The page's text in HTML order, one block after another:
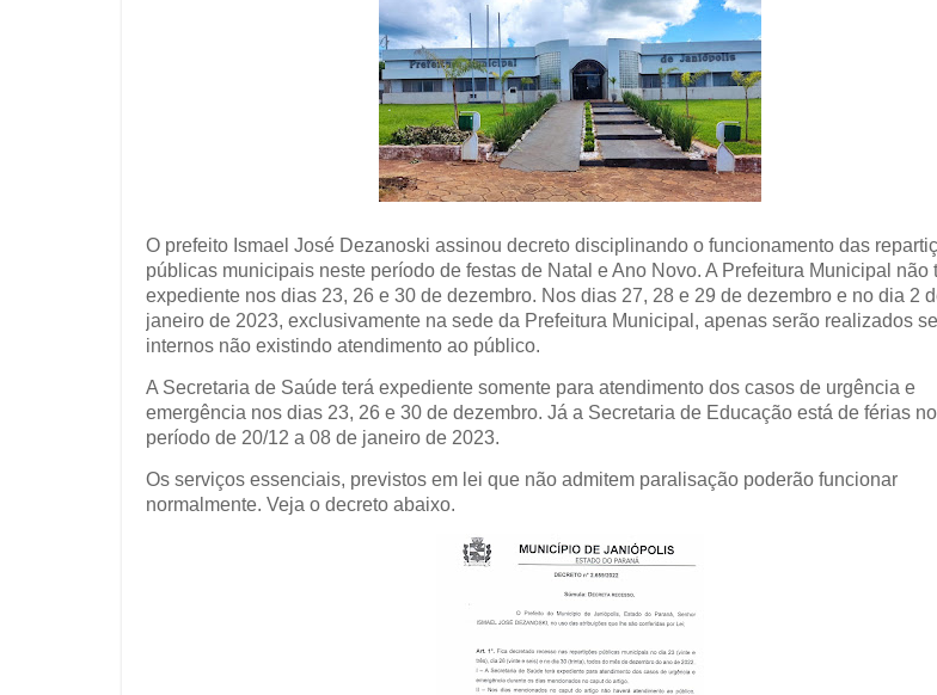
O prefeito Ismael José Dezanoski assinou decreto disciplinando o funcionamento das
públicas municipais neste período de festas de Natal e Ano Novo. A Prefeitura Municipal não
expediente nos dias 23, 26 e 30 de dezembro. Nos dias 27, 28 e 29 de dezembro e no dia 2
janeiro de 2023, exclusivamente na sede da Prefeitura Municipal, apenas serão realizados
internos não existindo atendimento ao público.
A Secretaria de Saúde terá expediente somente para atendimento dos casos de urgência e
emergência nos dias 23, 26 e 30 de dezembro. Já a Secretaria de Educação está de férias no
período de 20/12 a 08 de janeiro de 2023.
Os serviços essenciais, previstos em lei que não admitem paralisação poderão funcionar
normalmente. Veja o decreto abaixo.